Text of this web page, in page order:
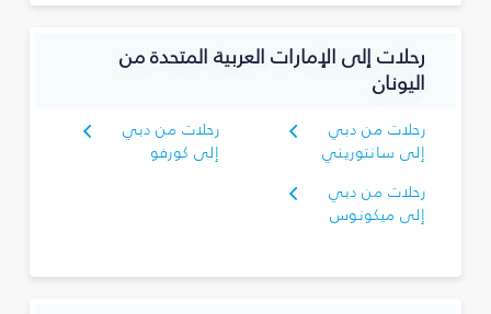
رحلات إلى الإمارات العربية المتحدة من
اليونان
رحلات من دبي
إلى سانتوريني
رحلات من دبي
إلى كورفو
رحلات من دبي
إلى ميكونوس